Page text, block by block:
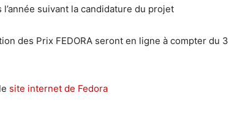
suivant la candidature du projet
des Prix FEDORA seront en ligne à compter du 3
site internet de Fedora